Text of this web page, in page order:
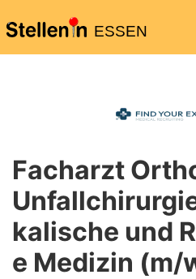
ESSEN
Facharzt
kalische und
e Medizin (m/